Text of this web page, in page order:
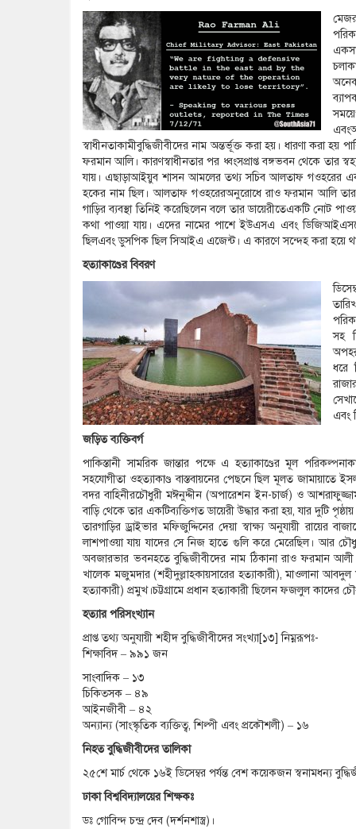
মেজর
স্বাধীনতাকামীবুদ্ধিজীবীদের নাম অন্তর্ভূক্ত করা হয়। ধারণা করা
ফরমান আলি। কারণস্বাধীনতার পর ধ্বংসপ্রাপ্ত বঙ্গভবন থেকে তার
যায়। এছাড়াআইয়ুব শাসন আমলের তথ্য সচিব আলতাফ গওহরের এক
হকের নাম ছিল। আলতাফ গওহরেরঅনুরোধে রাও ফরমান আলি
গাড়ির ব্যবস্থা তিনিই করেছিলেন বলে তার ডায়েরীতেএকটি নোট
কথা পাওয়া যায়। এদের নামের পাশে ইউএসএ এবং
ছিলএবং ডুসপিক ছিল সিআইএ এজেন্ট। এ কারণে সন্দেহ করা হয়ে
হত্যাকাণ্ডের বিবরণ
সহ
ধরে
এবং
জড়িত ব্যক্তিবর্গ
পাকিস্তানী সামরিক জান্তার পক্ষে এ হত্যাকাণ্ডের মূল
সহযোগীতা ওহত্যাকাণ্ড বাস্তবায়নের পেছনে ছিল মূলত জামায়াতে
বদর বাহিনীরচৌধুরী মঈনুদ্দীন (অপারেশন ইন-চার্জ) ও
বাড়ি থেকে তার একটিব্যক্তিগত ডায়েরী উদ্ধার করা হয়, যার দুটি
তারগাড়ির ড্রাইভার মফিজুদ্দিনের দেয়া স্বাক্ষ্য অনুযায়ী রায়ের
লাশপাওয়া যায় যাদের সে নিজ হাতে গুলি করে মেরেছিল। আর
অবজারভার ভবনহতে বুদ্ধিজীবীদের নাম ঠিকানা রাও ফরমান
খালেক মজুমদার (শহীদুল্লাহকায়সারের হত্যাকারী), মাওলানা
হত্যাকারী) প্রমুখ।চট্টগ্রামে প্রধান হত্যাকারী ছিলেন ফজলুল
হত্যার পরিসংখ্যান
প্রাপ্ত তথ্য অনুযায়ী শহীদ বুদ্ধিজীবীদের সংখ্যা[১৩] নিম্নরূপঃ-
শিক্ষাবিদ – ৯৯১ জন
সাংবাদিক – ১৩
চিকিত্সক – ৪৯
আইনজীবী – ৪২
অন্যান্য (সাংস্কৃতিক ব্যক্তিত্ব, শিল্পী এবং প্রকৌশলী) – ১৬
নিহত বুদ্ধিজীবীদের তালিকা
২৫শে মার্চ থেকে ১৬ই ডিসেম্বর পর্যন্ত বেশ কয়েকজন স্বনামধন্য
ঢাকা বিশ্ববিদ্যালয়ের শিক্ষকঃ
ডঃ গোবিন্দ চন্দ্র দেব (দর্শনশাস্ত্র)।